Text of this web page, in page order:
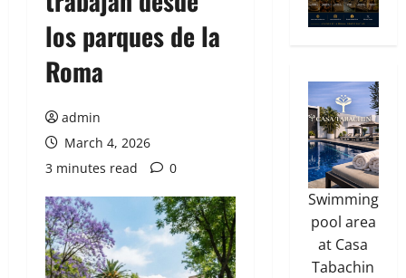
los parques de la
Roma
admin
March 4, 2026
3 minutes read
0
Swimming
pool area
at Casa
Tabachin